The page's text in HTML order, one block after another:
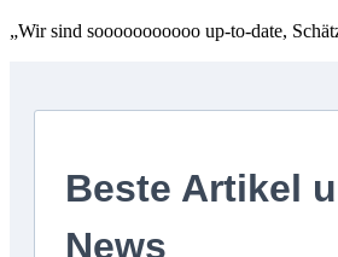
„Wir sind sooooooooooo up-to-date,